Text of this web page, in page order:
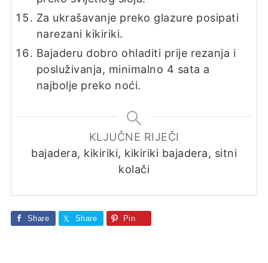
Za ukrašavanje preko glazure posipati
narezani kikiriki.
Bajaderu dobro ohladiti prije rezanja i
posluživanja, minimalno 4 sata a
najbolje preko noći.
KLJUČNE RIJEČI
bajadera, kikiriki, kikiriki bajadera, sitni
kolači
Share Share Pin